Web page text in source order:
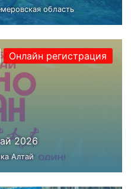
область
2026
Алтай
Онлайн регистрация